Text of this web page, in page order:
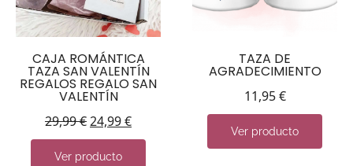
CAJA ROMÁNTICA
TAZA SAN VALENTÍN
REGALOS REGALO SAN
VALENTÍN
29,99€24,99€
Ver producto
TAZA DE
AGRADECIMIENTO
11,95€
Ver producto